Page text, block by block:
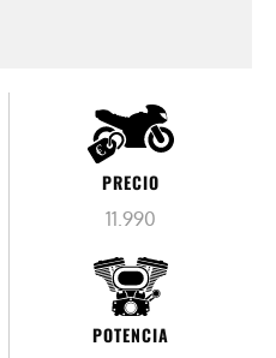
PRECIO
11.990
POTENCIA